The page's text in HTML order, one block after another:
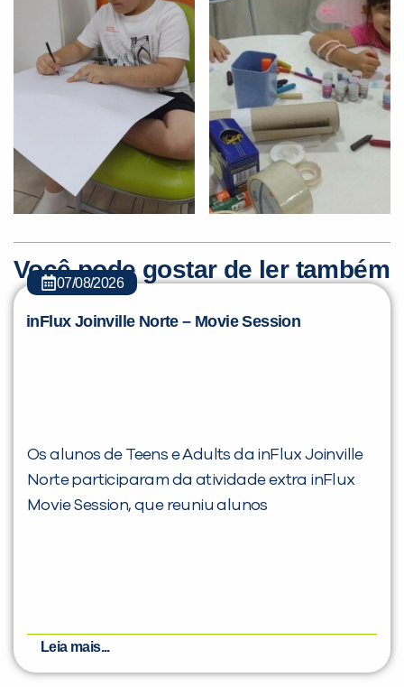
Você pode gostar de ler também
07/08/2026
inFlux Joinville Norte – Movie Session
Os alunos de Teens e Adults da inFlux Joinville
Norte participaram da atividade extra inFlux
Movie Session, que reuniu alunos
Leia mais...